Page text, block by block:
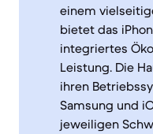
einem
bietet das
integriertes
Leistung. Die
ihren
Samsung und
jeweiligen